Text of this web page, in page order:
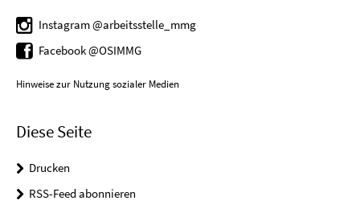
Instagram @arbeitsstelle_mmg
Facebook @OSIMMG
Hinweise zur Nutzung sozialer Medien
Diese Seite
Drucken
RSS-Feed abonnieren